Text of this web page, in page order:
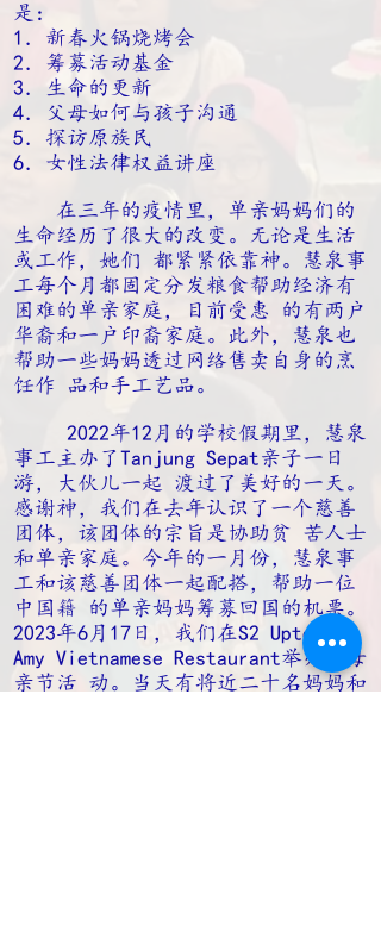
是：
1．新春火锅烧烤会
2．筹募活动基金
3．生命的更新
4．父母如何与孩子沟通
5．探访原族民
6．女性法律权益讲座
在三年的疫情里，单亲妈妈们的
生命经历了很大的改变。无论是生活
或工作，她们 都紧紧依靠神。慧泉事
工每个月都固定分发粮食帮助经济有
困难的单亲家庭，目前受惠 的有两户
华裔和一户印裔家庭。此外，慧泉也
帮助一些妈妈透过网络售卖自身的烹
饪作 品和手工艺品。
2022年12月的学校假期里，慧泉
事工主办了Tanjung Sepat亲子一日
游，大伙儿一起 渡过了美好的一天。
感谢神，我们在去年认识了一个慈善
团体，该团体的宗旨是协助贫 苦人士
和单亲家庭。今年的一月份，慧泉事
工和该慈善团体一起配搭，帮助一位
中国籍 的单亲妈妈筹募回国的机票。
2023年6月17日，我们在S2 Uptown的
Amy Vietnamese Restaurant举办了母
亲节活 动。当天有将近二十名妈妈和